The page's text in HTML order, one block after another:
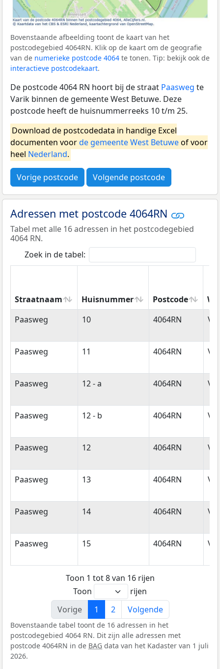
Bovenstaande afbeelding toont de kaart van het
postcodegebied 4064RN. Klik op de kaart om de geografie
van de numerieke postcode 4064 te tonen. Tip: bekijk ook de
interactieve postcodekaart.
De postcode 4064 RN hoort bij de straat Paasweg te
Varik binnen de gemeente West Betuwe. Deze
postcode heeft de huisnummerreeks 10 t/m 25.
Download de postcodedata in handige Excel
documenten voorde gemeente West Betuweof voor
heel Nederland.
Vorige postcode Volgende postcode
Adressen met postcode 4064RN
Tabel met alle 16 adressen in het postcodegebied
4064 RN.
Zoek in de tabel:
Straatnaam Huisnummer Postcode
Straatnaam
Huisnummer Postcode
Paasweg 10 4064RN
Paasweg 11 4064RN
Paasweg 12 - a 4064RN
Paasweg 12 - b 4064RN
Paasweg 12 4064RN
Paasweg 13 4064RN
Paasweg 14 4064RN
Paasweg 15 4064RN
Toon 1 tot 8 van 16 rijen
Toon
rijen
Vorige
1 2 Volgende
Bovenstaande tabel toont de 16 adressen in het
postcodegebied 4064 RN. Dit zijn alle adressen met
postcode 4064RN in de BAG data van het Kadaster van 1 juli
2026.